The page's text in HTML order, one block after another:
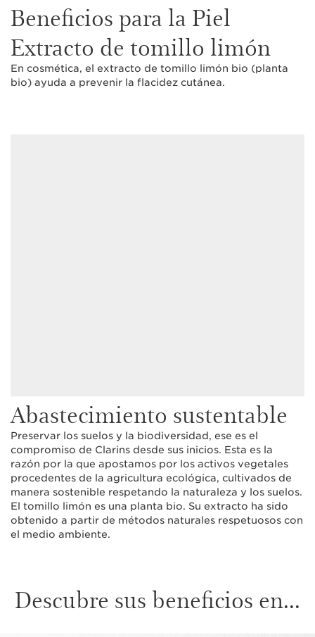
Beneficios para la Piel
Extracto de tomillo limón
En cosmética, el extracto de tomillo limón bio (planta
bio) ayuda a prevenir la flacidez cutánea.
Abastecimiento sustentable
Preservar los suelos y la biodiversidad, ese es el
compromiso de Clarins desde sus inicios. Esta es la
razón por la que apostamos por los activos vegetales
procedentes de la agricultura ecológica, cultivados de
manera sostenible respetando la naturaleza y los suelos.
El tomillo limón es una planta bio. Su extracto ha sido
obtenido a partir de métodos naturales respetuosos con
el medio ambiente.
Descubre sus beneficios en...